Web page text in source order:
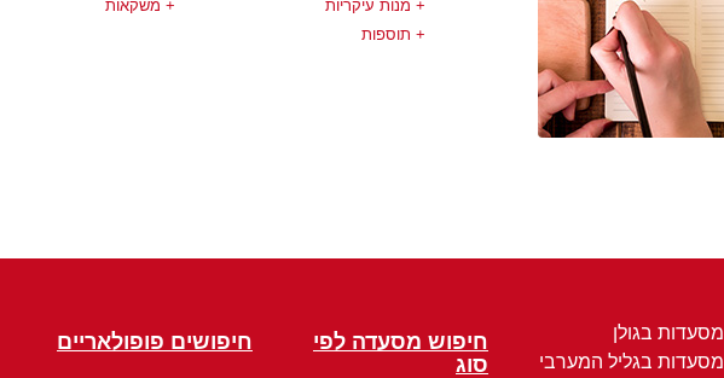
מנות עיקריות
תוספות
משקאות
מסעדות בגולן
מסעדות בגליל המערבי
חיפוש מסעדה לפי
סוג
חיפושים פופולאריים